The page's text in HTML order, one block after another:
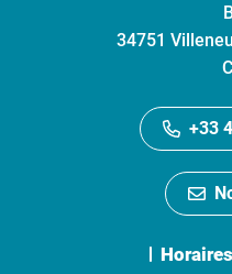
34751
+33